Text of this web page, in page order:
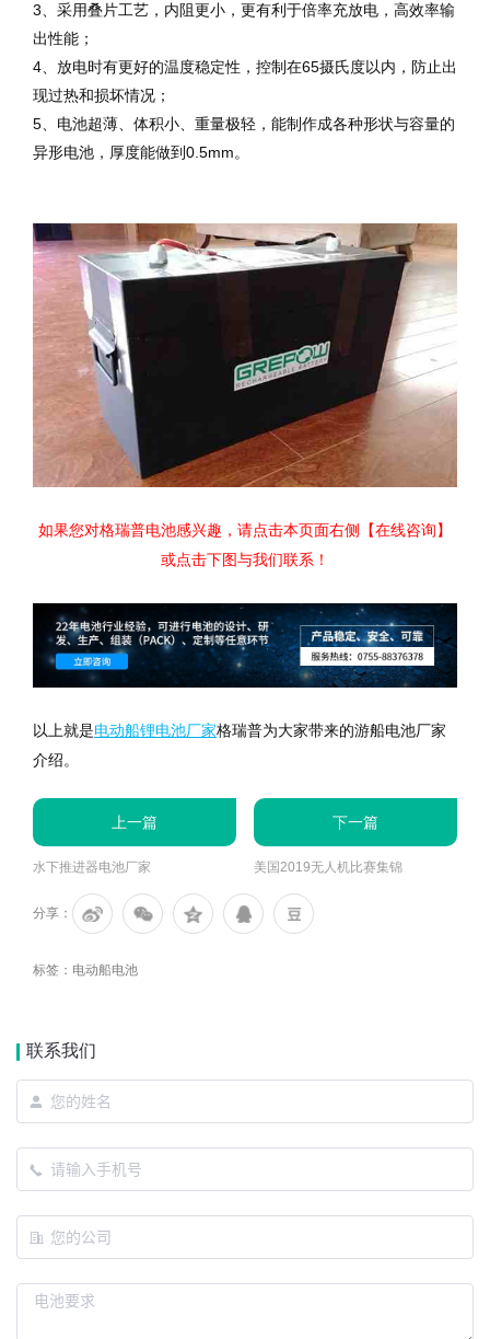
3、采用叠片工艺，内阻更小，更有利于倍率充放电，高效率输
出性能；
4、放电时有更好的温度稳定性，控制在65摄氏度以内，防止出
现过热和损坏情况；
5、电池超薄、体积小、重量极轻，能制作成各种形状与容量的
异形电池，厚度能做到0.5mm。
如果您对格瑞普电池感兴趣，请点击本页面右侧【在线咨询】
或点击下图与我们联系！
以上就是电动船锂电池厂家格瑞普为大家带来的游船电池厂家
介绍。
上一篇
水下推进器电池厂家
下一篇
美国2019无人机比赛集锦
分享：
标签： 电动船电池
联系我们